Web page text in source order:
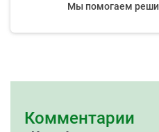
Мы помогаем
Комментарии